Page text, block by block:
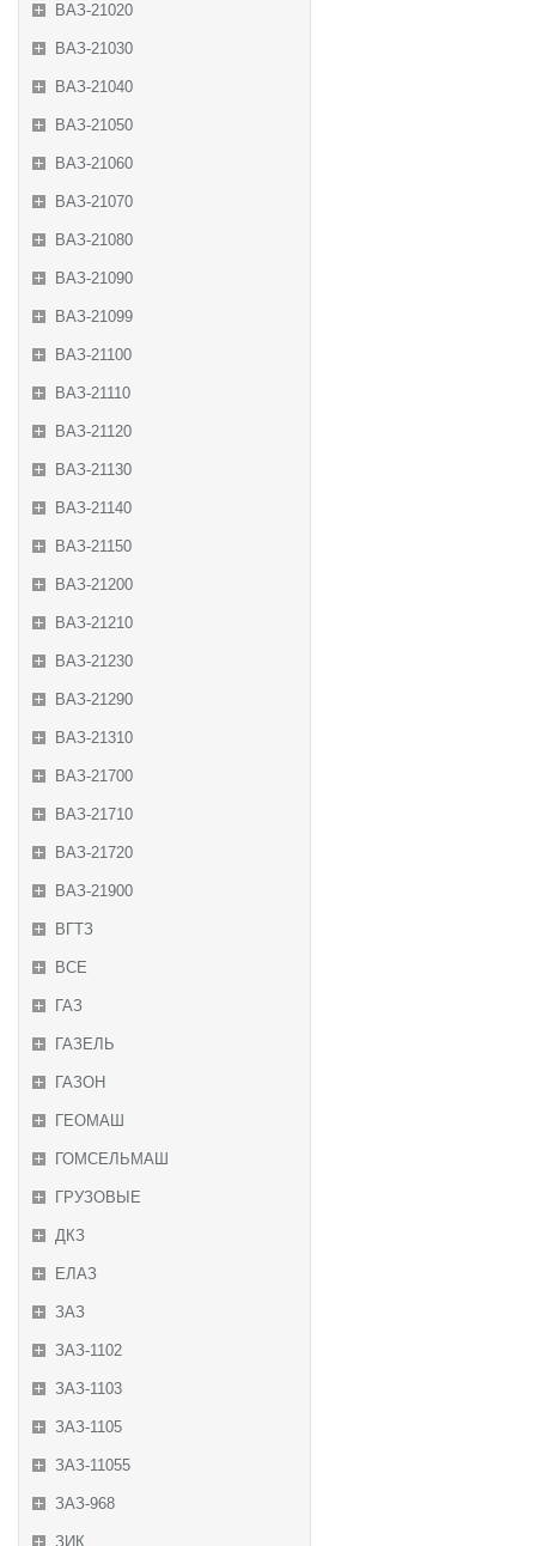
ВАЗ-21020
ВАЗ-21030
ВАЗ-21040
ВАЗ-21050
ВАЗ-21060
ВАЗ-21070
ВАЗ-21080
ВАЗ-21090
ВАЗ-21099
ВАЗ-21100
ВАЗ-21110
ВАЗ-21120
ВАЗ-21130
ВАЗ-21140
ВАЗ-21150
ВАЗ-21200
ВАЗ-21210
ВАЗ-21230
ВАЗ-21290
ВАЗ-21310
ВАЗ-21700
ВАЗ-21710
ВАЗ-21720
ВАЗ-21900
ВГТЗ
ВСЕ
ГАЗ
ГАЗЕЛЬ
ГАЗОН
ГЕОМАШ
ГОМСЕЛЬМАШ
ГРУЗОВЫЕ
ДКЗ
ЕЛАЗ
ЗАЗ
ЗАЗ-1102
ЗАЗ-1103
ЗАЗ-1105
ЗАЗ-11055
ЗАЗ-968
ЗИК